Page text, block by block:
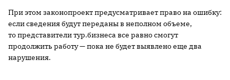
При этом законопроект предусматривает право на ошибку:
если сведения будут переданы в неполном объеме,
то представители тур.бизнеса все равно смогут
продолжить работу — пока не будет выявлено еще два
нарушения.